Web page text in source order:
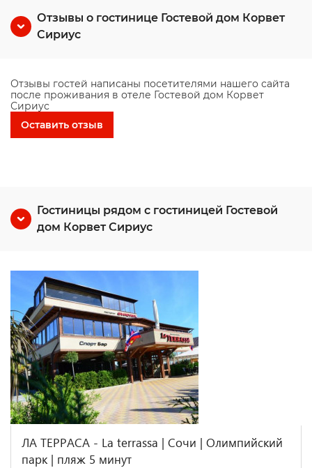
Отзывы о гостинице Гостевой дом Корвет
Сириус
Отзывы гостей написаны посетителями нашего сайта
после проживания в отеле Гостевой дом Корвет
Сириус
Оставить отзыв
Гостиницы рядом с гостиницей Гостевой
дом Корвет Сириус
ЛА ТЕРРАСА - La terrassa | Сочи | Олимпийский
парк | пляж 5 минут